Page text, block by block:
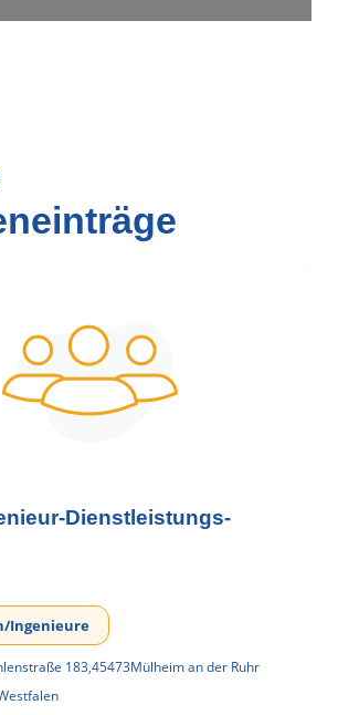
Dienstleistungs-
Ingenieure
183,45473Mülheim an der Ruhr